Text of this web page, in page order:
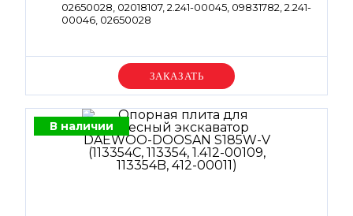
02650028, 02018107, 2.241-00045, 09831782, 2.241-
00046, 02650028
Уточняйте цену
В наличии